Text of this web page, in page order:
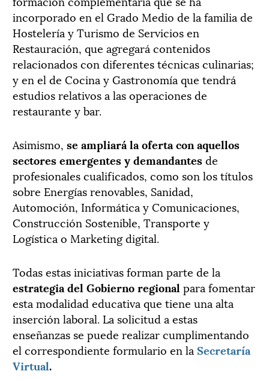
incorporado en el Grado Medio de la familia de
Hostelería y Turismo de Servicios en
Restauración, que agregará contenidos
relacionados con diferentes técnicas culinarias;
y en el de Cocina y Gastronomía que tendrá
estudios relativos a las operaciones de
restaurante y bar.
Asimismo, se ampliará la oferta con aquellos
sectores emergentes y demandantesde
profesionales cualificados, como son los títulos
sobre Energías renovables, Sanidad,
Automoción, Informática y Comunicaciones,
Construcción Sostenible, Transporte y
Logística o Marketing digital.
Todas estas iniciativas forman parte de la
estrategia del Gobierno regional para fomentar
esta modalidad educativa que tiene una alta
inserción laboral. La solicitud a estas
enseñanzas se puede realizar cumplimentando
el correspondiente formulario en la Secretaría
Virtual.